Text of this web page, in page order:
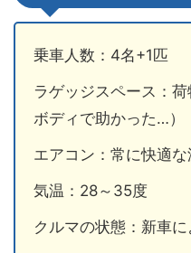
乗車人数：4名+1匹
ラゲッジスペース：
ボディで助かった…）
エアコン：常に快適
気温：28～35度
クルマの状態：新車